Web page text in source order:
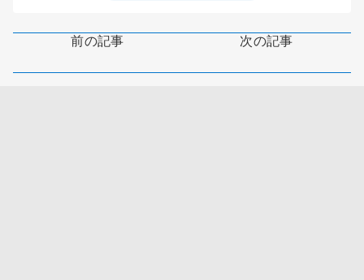
前の記事 次の記事